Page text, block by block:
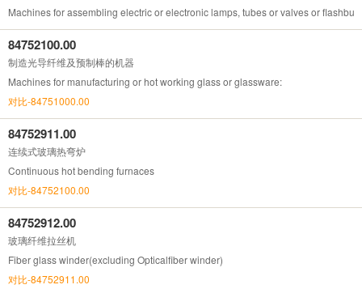
Machines for assembling electric or electronic lamps, tubes or valves or
84752100.00
制造光导纤维及预制棒的机器
Machines for manufacturing or hot working glass or glassware:
对比-84751000.00
84752911.00
连续式玻璃热弯炉
Continuous hot bending furnaces
对比-84752100.00
84752912.00
玻璃纤维拉丝机
Fiber glass winder(excluding Opticalfiber winder)
对比-84752911.00